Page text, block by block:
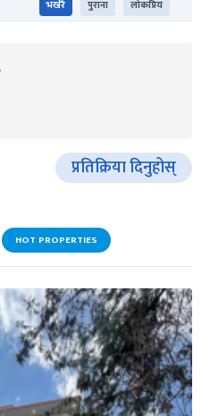
भर्खरै पुराना लोकप्रिय
प्रतिक्रिया दिनुहोस्
HOT PROPERTIES